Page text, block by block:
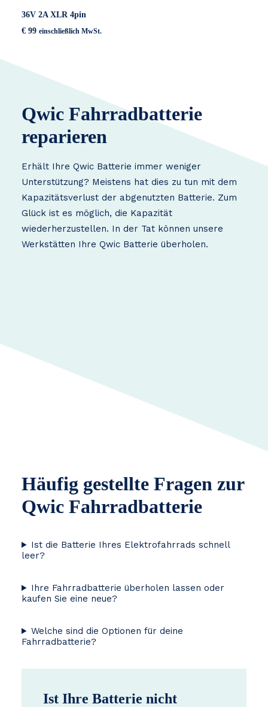
36V 2A XLR 4pin
€ 99 einschließlich MwSt.
Qwic Fahrradbatterie
reparieren
Erhält Ihre Qwic Batterie immer weniger
Unterstützung? Meistens hat dies zu tun mit dem
Kapazitätsverlust der abgenutzten Batterie. Zum
Glück ist es möglich, die Kapazität
wiederherzustellen. In der Tat können unsere
Werkstätten Ihre Qwic Batterie überholen.
Häufig gestellte Fragen zur
Qwic Fahrradbatterie
Ist die Batterie Ihres Elektrofahrrads schnell
leer?
Ihre Fahrradbatterie überholen lassen oder
kaufen Sie eine neue?
Welche sind die Optionen für deine
Fahrradbatterie?
Ist Ihre Batterie nicht